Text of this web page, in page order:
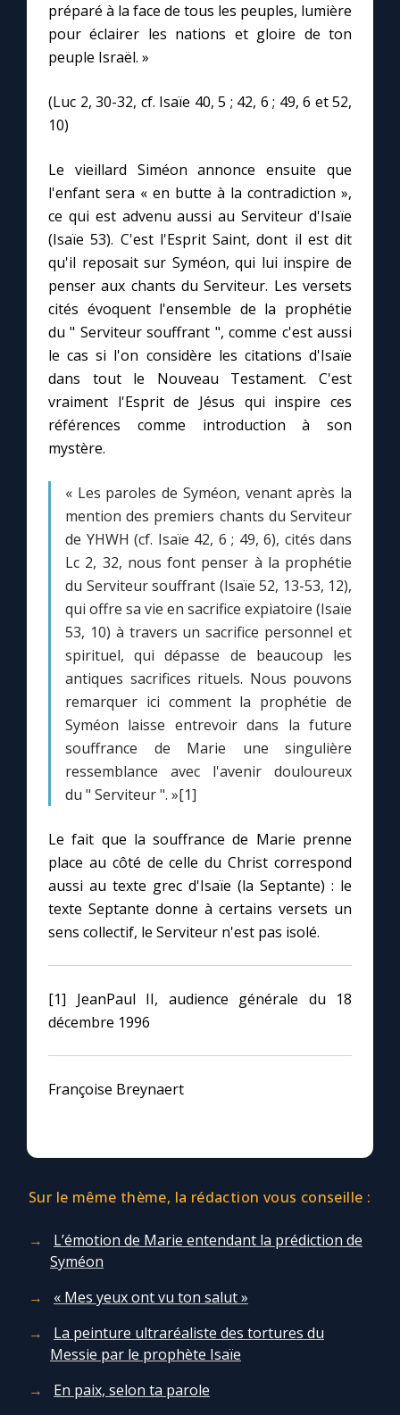
Une Minute avec Marie
Une neuvaine
À la une
1000 Raisons de Croire
Chapelet pour le monde
Contact
Faire un don
Marie de Nazareth
préparé à la face de tous les peuples, lumière
pour éclairer les nations et gloire de ton
peuple Israël. »
(Luc 2, 30-32, cf. Isaïe 40, 5 ; 42, 6 ; 49, 6 et 52,
10)
Le vieillard Siméon annonce ensuite que
l'enfant sera « en butte à la contradiction »,
ce qui est advenu aussi au Serviteur d'Isaïe
(Isaïe 53). C'est l'Esprit Saint, dont il est dit
qu'il reposait sur Syméon, qui lui inspire de
penser aux chants du Serviteur. Les versets
cités évoquent l'ensemble de la prophétie
du " Serviteur souffrant ", comme c'est aussi
le cas si l'on considère les citations d'Isaïe
dans tout le Nouveau Testament. C'est
vraiment l'Esprit de Jésus qui inspire ces
références comme introduction à son
mystère.
« Les paroles de Syméon, venant après la
mention des premiers chants du Serviteur
de YHWH (cf. Isaïe 42, 6 ; 49, 6), cités dans
Lc 2, 32, nous font penser à la prophétie
du Serviteur souffrant (Isaïe 52, 13-53, 12),
qui offre sa vie en sacrifice expiatoire (Isaïe
53, 10) à travers un sacrifice personnel et
spirituel, qui dépasse de beaucoup les
antiques sacrifices rituels. Nous pouvons
remarquer ici comment la prophétie de
Syméon laisse entrevoir dans la future
souffrance de Marie une singulière
ressemblance avec l'avenir douloureux
du " Serviteur ". »[1]
Le fait que la souffrance de Marie prenne
place au côté de celle du Christ correspond
aussi au texte grec d'Isaïe (la Septante) : le
texte Septante donne à certains versets un
sens collectif, le Serviteur n'est pas isolé.
[1] JeanPaul II, audience générale du 18
décembre 1996
Françoise Breynaert
Sur le même thème, la rédaction vous conseille :
L’émotion de Marie entendant la prédiction de
Syméon
« Mes yeux ont vu ton salut »
La peinture ultraréaliste des tortures du
Messie par le prophète Isaïe
En paix, selon ta parole